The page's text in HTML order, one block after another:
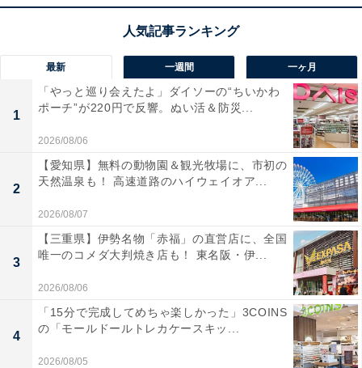
最新 一週間 一ヶ月
1
「やっと巡り会えたよ」ダイソーの“ちいかわ
ポーチ”が220円で反響。ぬい活＆防災...
2026/08/06
2
【愛知県】無料の動物園＆観光牧場に、市初の
天然温泉も！ 高速道路のハイウェイオア...
2026/08/07
3
【三重県】伊勢名物「赤福」の直営店に、全国
唯一のコメダ大判焼き店も！ 東名阪・伊...
2026/08/06
4
「15分で完成してめちゃ楽しかった」3COINS
の「モールドールトレカケースキッ...
2026/08/05